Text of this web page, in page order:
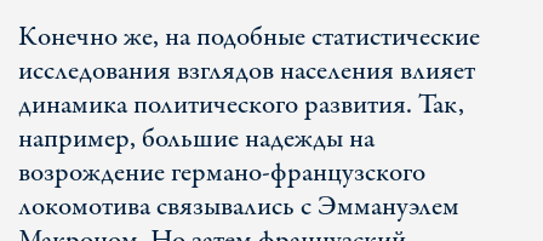
Конечно же, на подобные статистические
исследования взглядов населения влияет
динамика политического развития. Так,
например, большие надежды на
возрождение германо-французского
локомотива связывались с Эммануэлем